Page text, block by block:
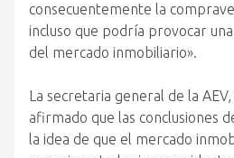
consecuentemente la
incluso que podría provocar
del mercado inmobiliario».
La secretaria general de la
afirmado que las conclusiones
la idea de que el mercado